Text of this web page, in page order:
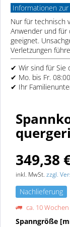
Informationen
Nur für technisch
Anwender und für
geeignet.
Verletzungen
✔ Wir sind für Sie
✔ Mo. bis Fr.
✔ Ihr
349,38
inkl. MwSt. zzgl.
Nachlieferung
ca. 10 Wochen
Spanngröße